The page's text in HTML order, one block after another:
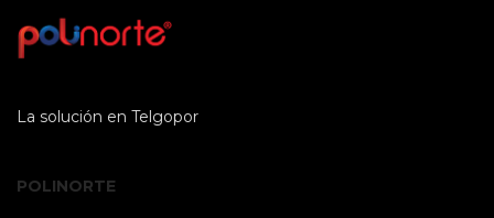
La solución en Telgopor
POLINORTE